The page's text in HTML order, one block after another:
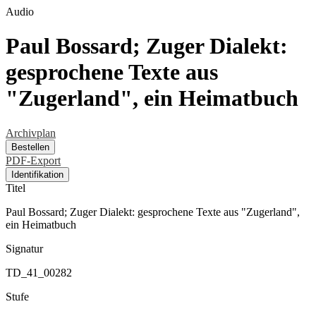
Audio
Paul Bossard; Zuger Dialekt:
gesprochene Texte aus
"Zugerland", ein Heimatbuch
Archivplan
Bestellen
PDF-Export
Identifikation
Titel
Paul Bossard; Zuger Dialekt: gesprochene Texte aus "Zugerland",
ein Heimatbuch
Signatur
TD_41_00282
Stufe